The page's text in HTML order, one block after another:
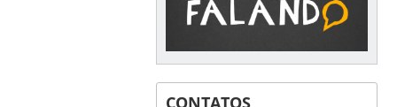
CONTATOS